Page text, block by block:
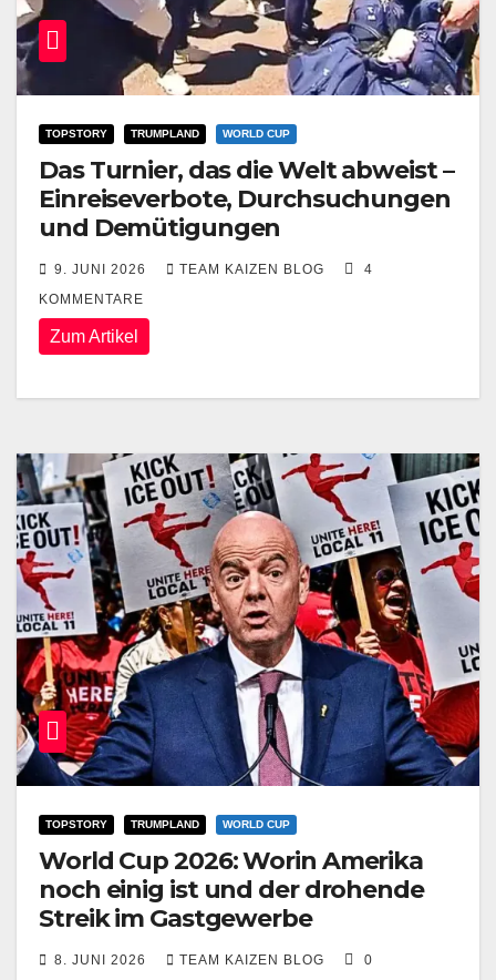
TOPSTORY TRUMPLAND WORLD CUP
Das Turnier, das die Welt abweist –
Einreiseverbote, Durchsuchungen
und Demütigungen
9. JUNI 2026 TEAM KAIZEN BLOG
4
KOMMENTARE
Zum Artikel
TOPSTORY TRUMPLAND WORLD CUP
World Cup 2026: Worin Amerika
noch einig ist und der drohende
Streik im Gastgewerbe
8. JUNI 2026 TEAM KAIZEN BLOG
0